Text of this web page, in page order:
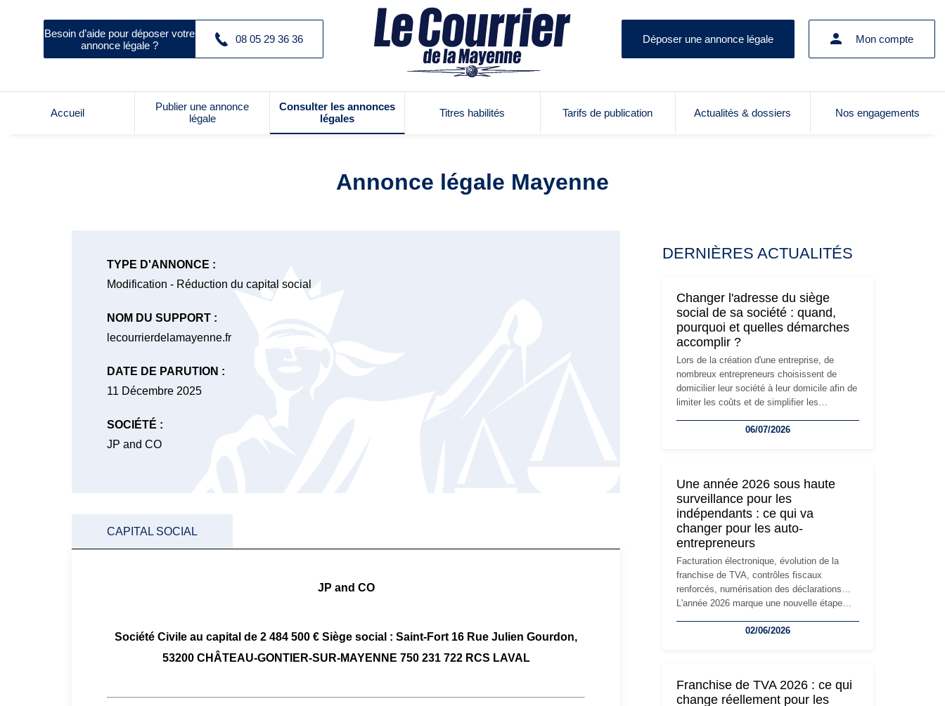
Besoin d’aide pour déposer votre
annonce légale ?
08 05 29 36 36 Déposer une annonce légale Mon compte
Accueil
Publier une annonce
légale
Consulter les annonces
légales
Titres habilités Tarifs de publication Actualités & dossiers Nos engagements
Annonce légale Mayenne
TYPE D'ANNONCE :
Modification - Réduction du capital social
NOM DU SUPPORT :
lecourrierdelamayenne.fr
DATE DE PARUTION :
11 Décembre 2025
SOCIÉTÉ :
JP and CO
CAPITAL SOCIAL
JP and CO
Société Civile au capital de 2 484 500 € Siège social : Saint-Fort 16 Rue Julien Gourdon,
53200 CHÂTEAU-GONTIER-SUR-MAYENNE 750 231 722 RCS LAVAL
DERNIÈRES ACTUALITÉS
Changer l'adresse du siège
social de sa société : quand,
pourquoi et quelles démarches
accomplir ?
Lors de la création d'une entreprise, de
nombreux entrepreneurs choisissent de
domicilier leur société à leur domicile afin de
limiter les coûts et de simplifier les
l'activité, cette solution peut rapidement
siège social répond souvent à une nouvelle
étape de la vie de l'entreprise et implique
plusieurs formalités obligatoires.
06/07/2026
Une année 2026 sous haute
surveillance pour les
indépendants : ce qui va
changer pour les auto-
entrepreneurs
Facturation électronique, évolution de la
franchise de TVA, contrôles fiscaux
renforcés, numérisation des déclarations…
L'année 2026 marque une nouvelle étape
travailleurs indépendants. Si le régime de la
réglementaire plus exigeant. Décryptage des
principaux changements et des précautions
02/06/2026
Franchise de TVA 2026 : ce qui
change réellement pour les